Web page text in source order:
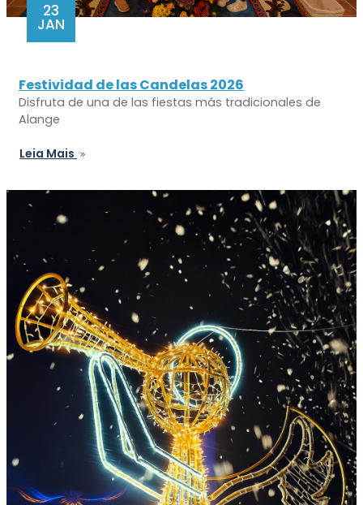
23
JAN
Festividad de las Candelas 2026
Disfruta de una de las fiestas más tradicionales de
Alange
Leia Mais